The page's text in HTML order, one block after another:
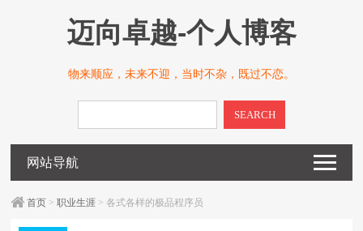
迈向卓越-个人博客
物来顺应，未来不迎，当时不杂，既过不恋。
SEARCH
网站导航
首页 >职业生涯 > 各式各样的极品程序员